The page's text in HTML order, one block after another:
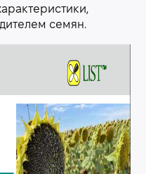
семян.